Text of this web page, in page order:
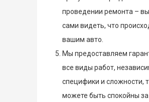
проведении ремонта –
сами видеть, что
вашим авто.
Мы предоставляем
все виды работ,
специфики и сложности,
можете быть спокойны за